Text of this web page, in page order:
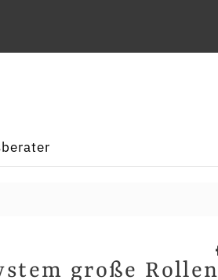
große Rollen